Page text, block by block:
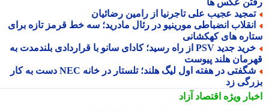
عکس ها
عجیب علی تاجرنیا از رامین رضائیان
انضباطی مورینیو در رئال مادرید؛ سه خط قرمز تازه برای
های کهکشانی
خرید جدید PSV از راه رسید؛ کادای سانو با قراردادی بلندمدت به
هلند پیوست
شگفتی در هفته اول لیگ هلند؛ تلستار در خانه NEC دست به کار
زد
ویژهاقتصاد آزاد